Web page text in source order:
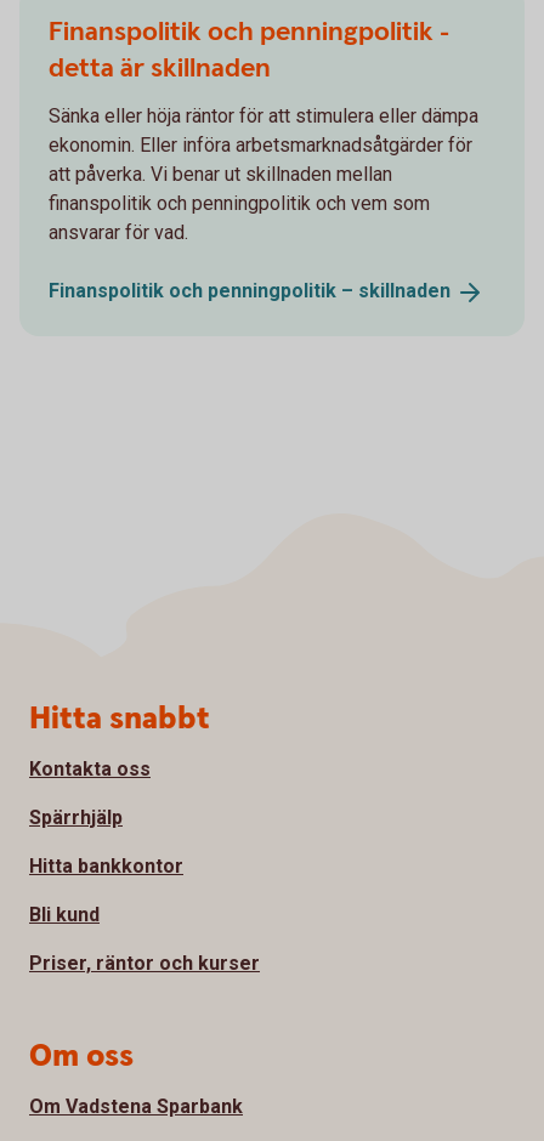
Finanspolitik och penningpolitik -
detta är skillnaden
Sänka eller höja räntor för att stimulera eller dämpa
ekonomin. Eller införa arbetsmarknadsåtgärder för
att påverka. Vi benar ut skillnaden mellan
finanspolitik och penningpolitik och vem som
ansvarar för vad.
Finanspolitik och penningpolitik – skillnaden
Sidfot
Hitta snabbt
Kontakta oss
Spärrhjälp
Hitta bankkontor
Bli kund
Priser, räntor och kurser
Om oss
Om Vadstena Sparbank